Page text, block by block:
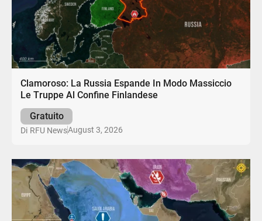
Clamoroso: La Russia Espande In Modo Massiccio
Le Truppe Al Confine Finlandese
Gratuito
Di RFU NewsAugust 3, 2026